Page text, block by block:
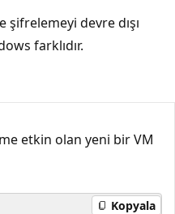
devre dışı
farklıdır.
etkin olan yeni bir VM
Kopyala